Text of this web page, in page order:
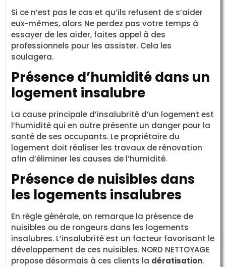
Si ce n’est pas le cas et qu’ils refusent de s’aider
eux-mêmes, alors Ne perdez pas votre temps à
essayer de les aider, faites appel à des
professionnels pour les assister. Cela les
soulagera.
Présence d’humidité dans un
logement insalubre
La cause principale d’insalubrité d’un logement est
l’humidité qui en outre présente un danger pour la
santé de ses occupants. Le propriétaire du
logement doit réaliser les travaux de rénovation
afin d’éliminer les causes de l’humidité.
Présence de nuisibles dans
les logements insalubres
En règle générale, on remarque la présence de
nuisibles ou de rongeurs dans les logements
insalubres. L’insalubrité est un facteur favorisant le
développement de ces nuisibles. NORD NETTOYAGE
propose désormais à ces clients la dératisation.